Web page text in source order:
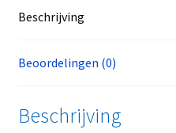
Beschrijving
Beoordelingen (0)
Beschrijving